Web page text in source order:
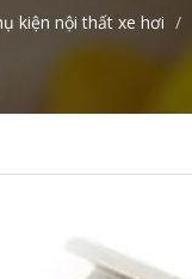
kiện nội thất xe hơi